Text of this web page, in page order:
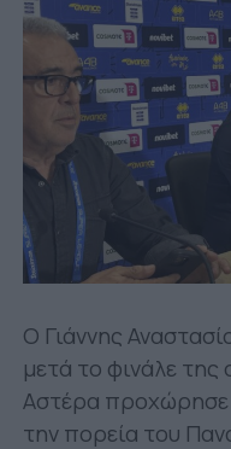
Ο Γιάννης
μετά το φινάλε
Αστέρα προχώρησε
την πορεία του